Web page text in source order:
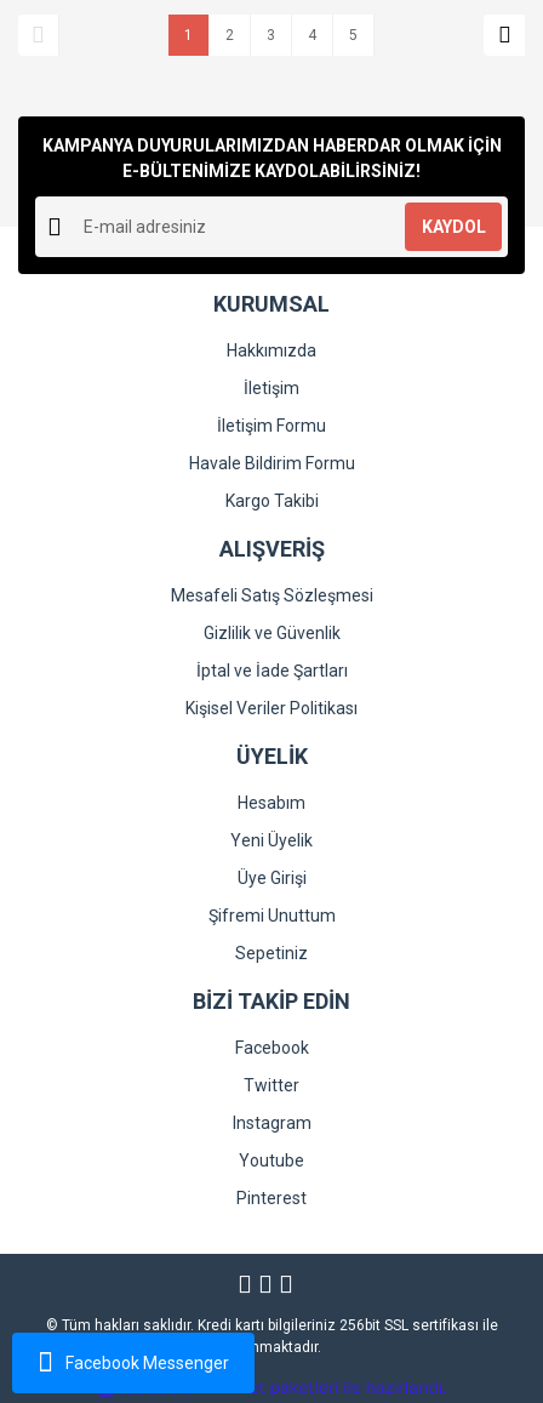
Facebook Messenger
1 2 3 4 5
KAMPANYA DUYURULARIMIZDAN HABERDAR OLMAK İÇİN
E-BÜLTENİMİZE KAYDOLABİLİRSİNİZ!
KAYDOL
KURUMSAL
Hakkımızda
İletişim
İletişim Formu
Havale Bildirim Formu
Kargo Takibi
ALIŞVERİŞ
Mesafeli Satış Sözleşmesi
Gizlilik ve Güvenlik
İptal ve İade Şartları
Kişisel Veriler Politikası
ÜYELİK
Hesabım
Yeni Üyelik
Üye Girişi
Şifremi Unuttum
Sepetiniz
BİZİ TAKİP EDİN
Facebook
Twitter
Instagram
Youtube
Pinterest
© Tüm hakları saklıdır. Kredi kartı bilgileriniz 256bit SSL sertifikası ile
korunmaktadır.
e-